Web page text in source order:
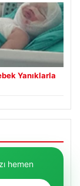
Yanıklarla
hemen